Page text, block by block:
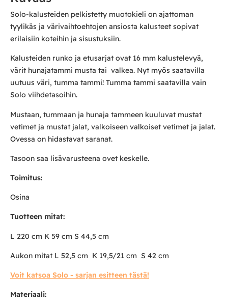
Solo-kalusteiden pelkistetty muotokieli on ajattoman
tyylikäs ja värivaihtoehtojen ansiosta kalusteet sopivat
erilaisiin koteihin ja sisustuksiin.
Kalusteiden runko ja etusarjat ovat 16 mm kalustelevyä,
värit hunajatammi musta tai valkea. Nyt myös saatavilla
uutuus väri, tumma tammi! Tumma tammi saatavilla vain
Solo viihdetasoihin.
Mustaan, tummaan ja hunaja tammeen kuuluvat mustat
vetimet ja mustat jalat, valkoiseen valkoiset vetimet ja jalat.
Ovessa on hidastavat saranat.
Tasoon saa lisävarusteena ovet keskelle.
Toimitus:
Osina
Tuotteen mitat:
L 220 cm K 59 cm S 44,5 cm
Aukon mitat L 52,5 cm K 19,5/21 cm S 42 cm
Voit katsoa Solo - sarjan esitteen tästä!
Materiaali: